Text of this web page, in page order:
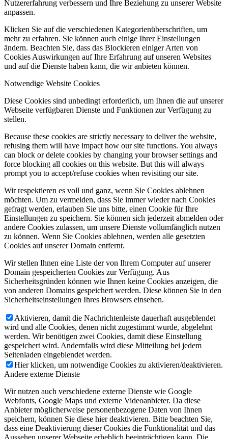
Nutzererfahrung verbessern und Ihre Beziehung zu unserer Website
anpassen.
Klicken Sie auf die verschiedenen Kategorienüberschriften, um
mehr zu erfahren. Sie können auch einige Ihrer Einstellungen
ändern. Beachten Sie, dass das Blockieren einiger Arten von
Cookies Auswirkungen auf Ihre Erfahrung auf unseren Websites
und auf die Dienste haben kann, die wir anbieten können.
Notwendige Website Cookies
Diese Cookies sind unbedingt erforderlich, um Ihnen die auf unserer
Webseite verfügbaren Dienste und Funktionen zur Verfügung zu
stellen.
Because these cookies are strictly necessary to deliver the website,
refusing them will have impact how our site functions. You always
can block or delete cookies by changing your browser settings and
force blocking all cookies on this website. But this will always
prompt you to accept/refuse cookies when revisiting our site.
Wir respektieren es voll und ganz, wenn Sie Cookies ablehnen
möchten. Um zu vermeiden, dass Sie immer wieder nach Cookies
gefragt werden, erlauben Sie uns bitte, einen Cookie für Ihre
Einstellungen zu speichern. Sie können sich jederzeit abmelden oder
andere Cookies zulassen, um unsere Dienste vollumfänglich nutzen
zu können. Wenn Sie Cookies ablehnen, werden alle gesetzten
Cookies auf unserer Domain entfernt.
Wir stellen Ihnen eine Liste der von Ihrem Computer auf unserer
Domain gespeicherten Cookies zur Verfügung. Aus
Sicherheitsgründen können wie Ihnen keine Cookies anzeigen, die
von anderen Domains gespeichert werden. Diese können Sie in den
Sicherheitseinstellungen Ihres Browsers einsehen.
Aktivieren, damit die Nachrichtenleiste dauerhaft ausgeblendet
wird und alle Cookies, denen nicht zugestimmt wurde, abgelehnt
werden. Wir benötigen zwei Cookies, damit diese Einstellung
gespeichert wird. Andernfalls wird diese Mitteilung bei jedem
Seitenladen eingeblendet werden.
Hier klicken, um notwendige Cookies zu aktivieren/deaktivieren.
Andere externe Dienste
Wir nutzen auch verschiedene externe Dienste wie Google
Webfonts, Google Maps und externe Videoanbieter. Da diese
Anbieter möglicherweise personenbezogene Daten von Ihnen
speichern, können Sie diese hier deaktivieren. Bitte beachten Sie,
dass eine Deaktivierung dieser Cookies die Funktionalität und das